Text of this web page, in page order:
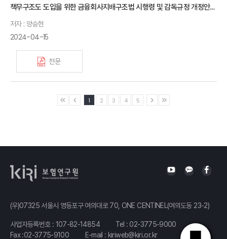
책무구조도 도입을 위한 금융회사지배구조법 시행령 및 감독규정 개정안의 주요 내용
저자 : 양승현
2024-04-15
전문
1 2 3 4 5
(우)07325 서울시 영등포구 여의대로 70, ONE CENTINEL(여의도동 23-2)
사업자등록번호 : 107-82-14854 Tel : 02-3775-9000
Fax :02-3775-9100
E-mail : kiriweb@kiri.or.kr